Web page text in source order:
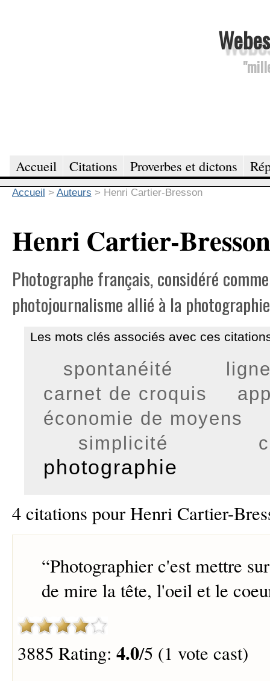
Accueil Citations Proverbes et dictons
Accueil > Auteurs > Henri Cartier-Bresson
Henri Cartier-Bresson
Photographe français, considéré
photojournalisme allié à la
Les mots clés associés avec ces
spontanéité
carnet de croquis
économie de moyens
simplicité
photographie
4 citations pour Henri Cartier-
“Photographier c'est mettre
de mire la tête, l'oeil et le
3885 Rating: 4.0/5 (1 vote cast)